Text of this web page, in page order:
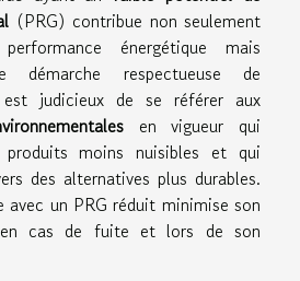
(PRG) contribue non seulement
énergétique mais
démarche respectueuse de
est judicieux de se référer aux
en vigueur qui
moins nuisibles et qui
des alternatives plus durables.
un PRG réduit minimise son
cas de fuite et lors de son